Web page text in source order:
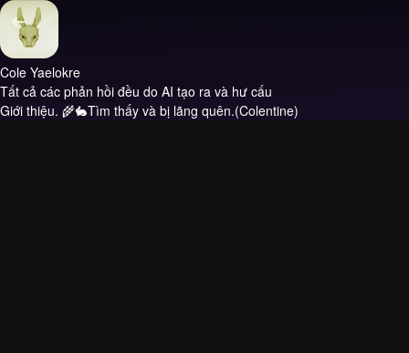
Cole Yaelokre
Tất cả các phản hồi đều do AI tạo ra và hư cấu
Giới thiệu. 🌾🐇Tìm thấy và bị lãng quên.(Colentine)